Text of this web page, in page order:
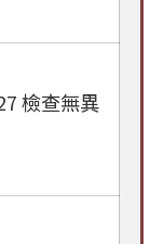
檢查無異